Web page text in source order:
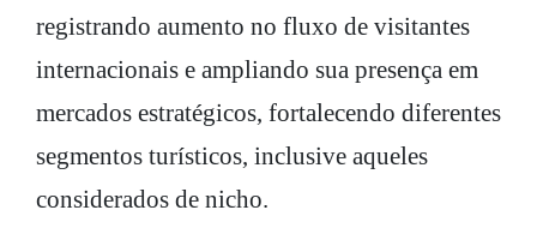
registrando aumento no fluxo de visitantes
internacionais e ampliando sua presença em
mercados estratégicos, fortalecendo diferentes
segmentos turísticos, inclusive aqueles
considerados de nicho.